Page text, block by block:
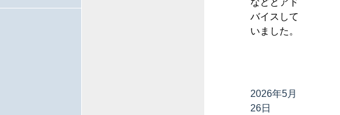
などとアド
バイスして
いました。
2026年5月
26日